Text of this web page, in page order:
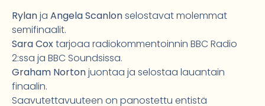
Rylanja Angela Scanlonselostavat molemmat
semifinaalit.
Sara Coxtarjoaa radiokommentoinnin BBC Radio
2:ssa ja BBC Soundsissa.
Graham Nortonjuontaa ja selostaa lauantain
finaalin.
Saavutettavuuteen on panostettu entistä